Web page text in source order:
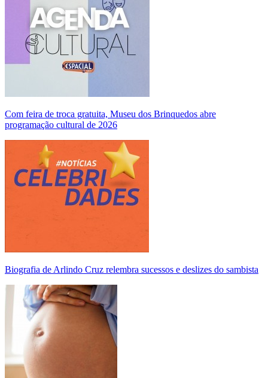
Com feira de troca gratuita, Museu dos Brinquedos abre
programação cultural de 2026
Biografia de Arlindo Cruz relembra sucessos e deslizes do sambista